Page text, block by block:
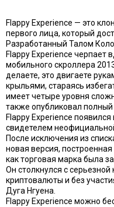
Flappy Experience — это
первого лица, который
Разработанный Талом
Flappy Experience черпает
мобильного скроллера
делаете, это двигаете
крыльями, стараясь
имеет четыре уровня
также опубликовал
Flappy Experience
свидетелем
После исключения из
новая версия,
как торговая марка была
Он столкнулся с
криптовалюты и без
Дуга Нгуена.
Flappy Experience можно